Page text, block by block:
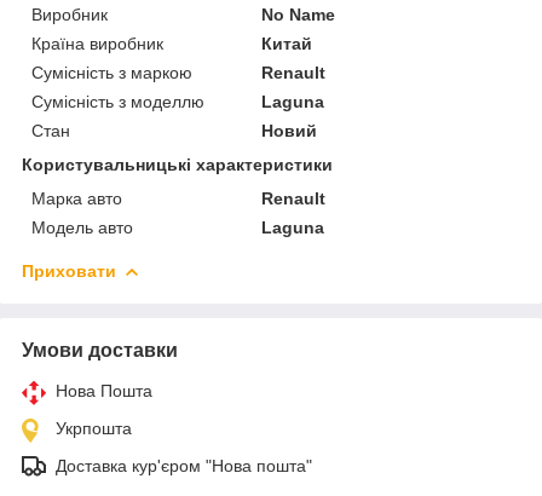
Виробник
No Name
Країна виробник
Китай
Сумісність з маркою
Renault
Сумісність з моделлю
Laguna
Стан
Новий
Користувальницькі характеристики
Марка авто
Renault
Модель авто
Laguna
Приховати
Умови доставки
Нова Пошта
Укрпошта
Доставка кур'єром "Нова пошта"